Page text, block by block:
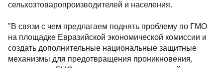
сельхозтоваропроизводителей и населения.
"В связи с чем предлагаем поднять проблему по ГМО
на площадке Евразийской экономической комиссии и
создать дополнительные национальные защитные
механизмы для предотвращения проникновения,